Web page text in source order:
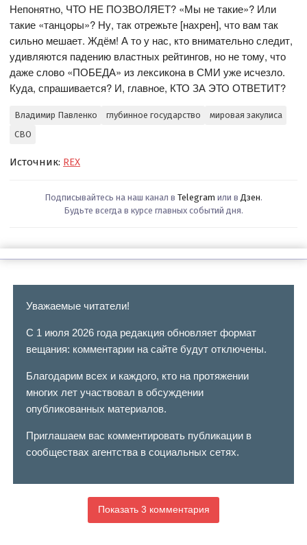
Непонятно, ЧТО НЕ ПОЗВОЛЯЕТ? «Мы не такие»? Или
такие «танцоры»? Ну, так отрежьте [нахрен], что вам так
сильно мешает. Ждём! А то у нас, кто внимательно следит,
удивляются падению властных рейтингов, но не тому, что
даже слово «ПОБЕДА» из лексикона в СМИ уже исчезло.
Куда, спрашивается? И, главное, КТО ЗА ЭТО ОТВЕТИТ?
Владимир Павленко глубинное государство
мировая закулиса
СВО
Источник: REX
Подписывайтесь на наш канал в Telegram или в Дзен.
Будьте всегда в курсе главных событий дня.
Уважаемые читатели!
С 1 июля 2026 года редакция обновляет формат
вещания: комментарии на сайте будут отключены.
Благодарим всех и каждого, кто на протяжении
многих лет участвовал в обсуждении
опубликованных материалов.
Приглашаем вас комментировать публикации в
сообществах агентства в социальных сетях.
Показать 3 комментария